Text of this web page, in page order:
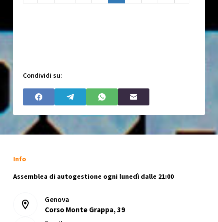
Condividi su:
Info
Assemblea di autogestione ogni lunedì dalle 21:00
Genova
Corso Monte Grappa, 39